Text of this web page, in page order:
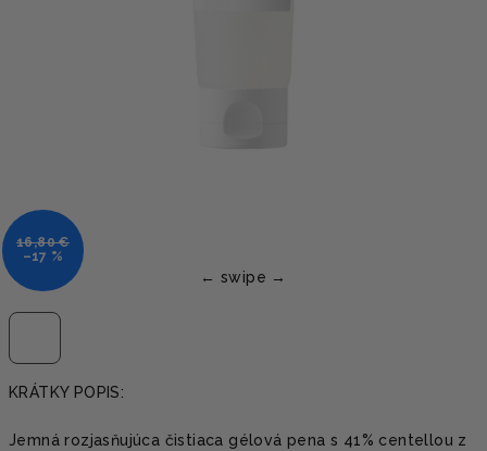
KRÁTKY POPIS:
Jemná rozjasňujúca čistiaca gélová pena s 41% centellou z
16,80 €
–17 %